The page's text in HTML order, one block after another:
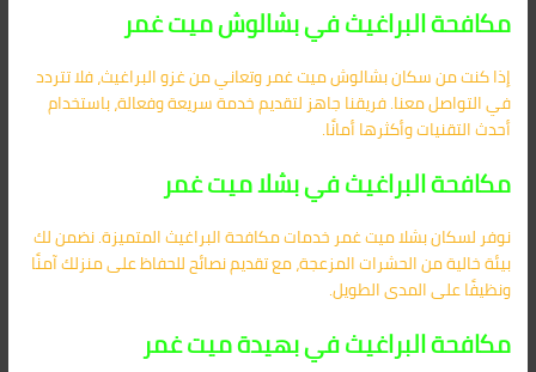
مكافحة البراغيث في بشالوش ميت غمر
إذا كنت من سكان بشالوش ميت غمر وتعاني من غزو البراغيث، فلا تتردد
في التواصل معنا. فريقنا جاهز لتقديم خدمة سريعة وفعالة، باستخدام
أحدث التقنيات وأكثرها أمانًا.
مكافحة البراغيث في بشلا ميت غمر
نوفر لسكان بشلا ميت غمر خدمات مكافحة البراغيث المتميزة. نضمن لك
بيئة خالية من الحشرات المزعجة، مع تقديم نصائح للحفاظ على منزلك آمنًا
ونظيفًا على المدى الطويل.
مكافحة البراغيث في بهيدة ميت غمر